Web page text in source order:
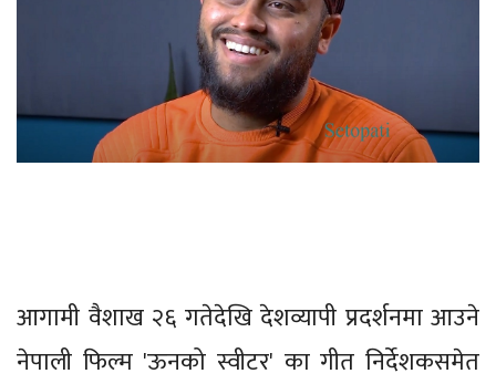
आगामी वैशाख २६ गतेदेखि देशव्यापी प्रदर्शनमा आउने
नेपाली फिल्म 'ऊनको स्वीटर' का गीत निर्देशकसमेत